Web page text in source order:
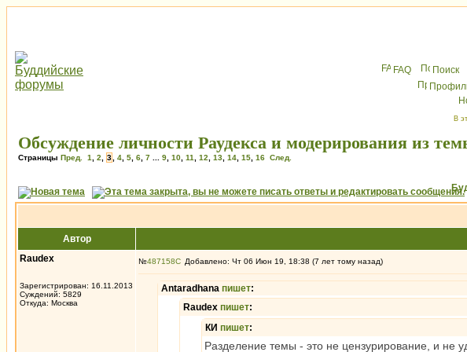
FAQ Поиск
В
Обсуждение личности Раудекса и модерирования из
Страницы Пред. 1 2 3 4 5 6 7 9 10 11 12 13 14 15 16 След.
Автор
Raudex
Зарегистрирован: 16.11.2013
Суждений: 5829
Откуда: Москва
№487158 Добавлено: Чт 06 Июн 19, 18:38 (7 лет тому назад)
Antaradhana пишет:
Raudex пишет:
КИ пишет:
Разделение темы - это не цензурирование, и